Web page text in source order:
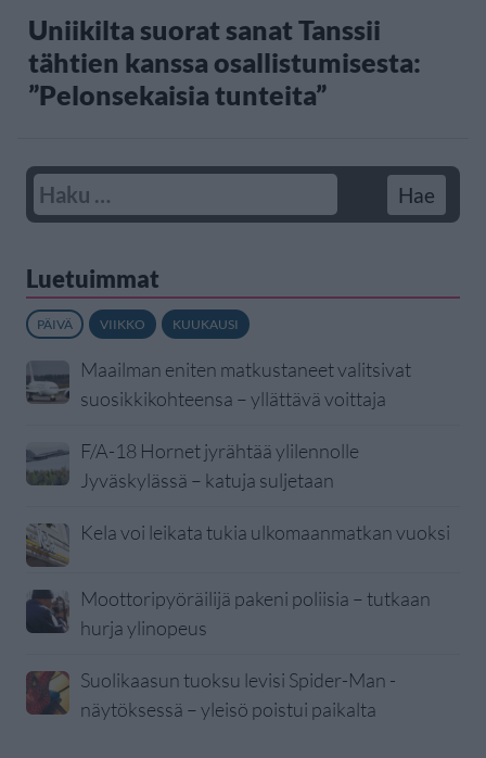
Uniikilta suorat sanat Tanssii
tähtien kanssa osallistumisesta:
”Pelonsekaisia tunteita”
Luetuimmat
PÄIVÄ VIIKKO KUUKAUSI
Maailman eniten matkustaneet valitsivat
suosikkikohteensa – yllättävä voittaja
F/A-18 Hornet jyrähtää ylilennolle
Jyväskylässä – katuja suljetaan
Kela voi leikata tukia ulkomaanmatkan vuoksi
Moottoripyöräilijä pakeni poliisia – tutkaan
hurja ylinopeus
Suolikaasun tuoksu levisi Spider-Man -
näytöksessä – yleisö poistui paikalta